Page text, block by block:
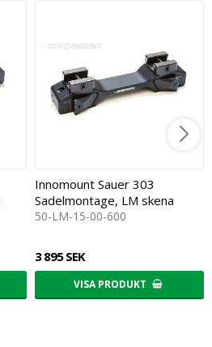
Innomount Sauer 303
Sadelmontage, LM skena
50-LM-15-00-600
3 895 SEK
VISA PRODUKT